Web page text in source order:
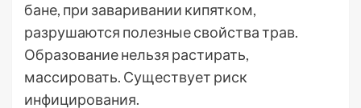
бане, при заваривании кипятком,
разрушаются полезные свойства трав.
Образование нельзя растирать,
массировать. Существует риск
инфицирования.